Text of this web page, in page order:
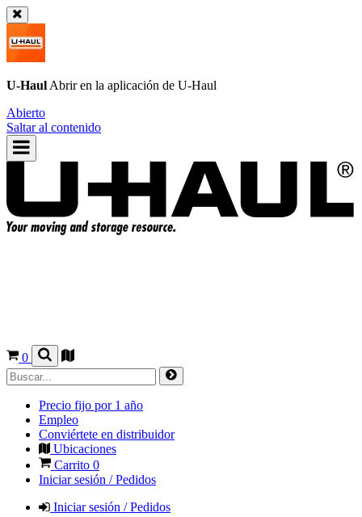
U-Haul Abrir en la aplicación de U-Haul
Abierto
Saltar al contenido
0
Precio fijo por 1 año
Empleo
Conviértete en distribuidor
Ubicaciones
Carrito 0
Iniciar sesión / Pedidos
Iniciar sesión / Pedidos